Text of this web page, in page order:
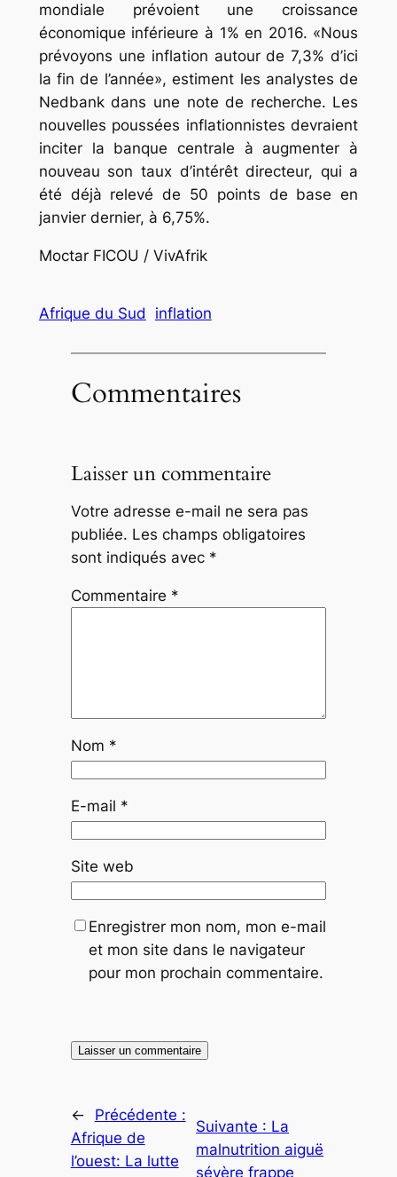
mondiale prévoient une croissance
économique inférieure à 1% en 2016. «Nous
prévoyons une inflation autour de 7,3% d’ici
la fin de l’année», estiment les analystes de
Nedbank dans une note de recherche. Les
nouvelles poussées inflationnistes devraient
inciter la banque centrale à augmenter à
nouveau son taux d’intérêt directeur, qui a
été déjà relevé de 50 points de base en
janvier dernier, à 6,75%.
Moctar FICOU / VivAfrik
Afrique du Sud inflation
Commentaires
Laisser un commentaire
Votre adresse e-mail ne sera pas
publiée. Les champs obligatoires
sont indiqués avec *
Commentaire *
Nom *
E-mail *
Site web
Enregistrer mon nom, mon e-mail
et mon site dans le navigateur
pour mon prochain commentaire.
←
Précédente :
Afrique de
l’ouest: La lutte
Suivante : La
malnutrition aiguë
sévère frappe